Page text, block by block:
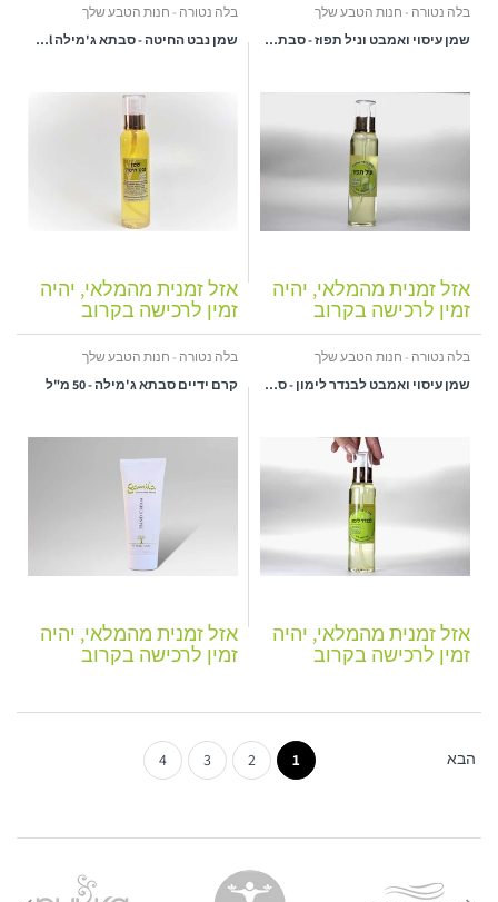
בלה נטורה - חנות הטבע שלך
שמן עיסוי ואמבט וניל תפוז - סבתא ג'מילה
אזל זמנית מהמלאי, יהיה
זמין לרכישה בקרוב
בלה נטורה - חנות הטבע שלך
שמן נבט החיטה - סבתא ג'מילה 150ml
אזל זמנית מהמלאי, יהיה
זמין לרכישה בקרוב
בלה נטורה - חנות הטבע שלך
שמן עיסוי ואמבט לבנדר לימון - סבתא ג'מילה 150ml
אזל זמנית מהמלאי, יהיה
זמין לרכישה בקרוב
בלה נטורה - חנות הטבע שלך
קרם ידיים סבתא ג'מילה - 50 מ"ל
אזל זמנית מהמלאי, יהיה
זמין לרכישה בקרוב
1
2
3
4 הבא